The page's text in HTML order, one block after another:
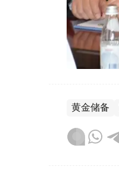
黄金储备